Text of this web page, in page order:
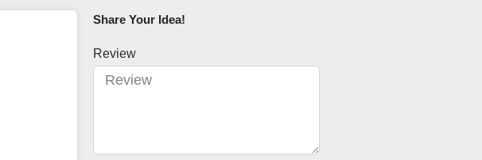
Share Your Idea!​
Review